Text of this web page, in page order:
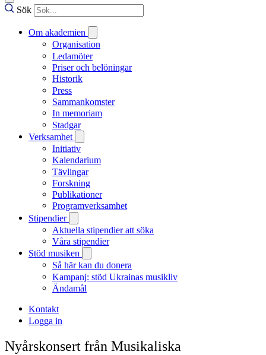
Sök
Om akademien
Organisation
Ledamöter
Priser och belöningar
Historik
Press
Sammankomster
In memoriam
Stadgar
Verksamhet
Initiativ
Kalendarium
Tävlingar
Forskning
Publikationer
Programverksamhet
Stipendier
Aktuella stipendier att söka
Våra stipendier
Stöd musiken
Så här kan du donera
Kampanj: stöd Ukrainas musikliv
Ändamål
Kontakt
Logga in
Nyårskonsert från Musikaliska